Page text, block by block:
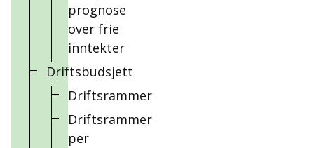
prognose
over frie
inntekter
Driftsbudsjett
Driftsrammer
Driftsrammer
per